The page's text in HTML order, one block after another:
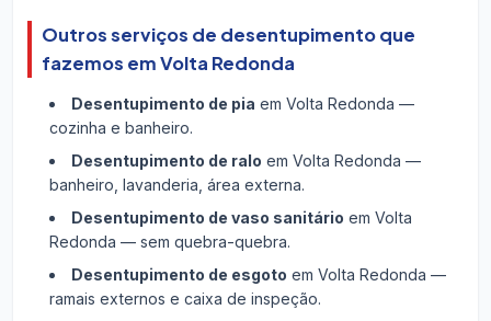
Outros serviços de desentupimento que
fazemos em Volta Redonda
Desentupimento de pia em Volta Redonda —
cozinha e banheiro.
Desentupimento de ralo em Volta Redonda —
banheiro, lavanderia, área externa.
Desentupimento de vaso sanitário em Volta
Redonda — sem quebra-quebra.
Desentupimento de esgoto em Volta Redonda —
ramais externos e caixa de inspeção.